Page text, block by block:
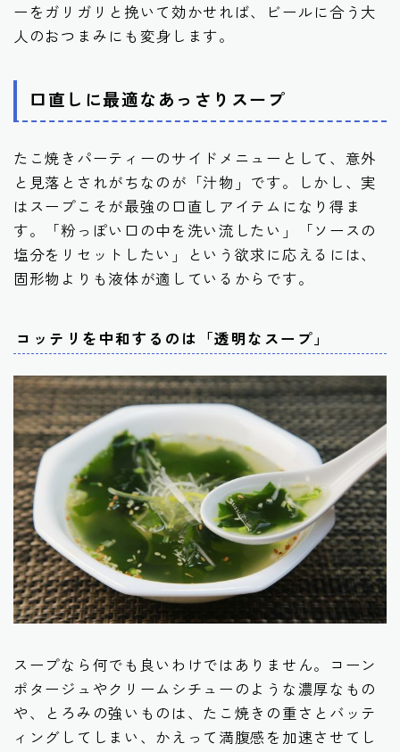
ーをガリガリと挽いて効かせれば、ビールに合う大
人のおつまみにも変身します。
口直しに最適なあっさりスープ
たこ焼きパーティーのサイドメニューとして、意外
と見落とされがちなのが「汁物」です。しかし、実
はスープこそが最強の口直しアイテムになり得ま
す。「粉っぽい口の中を洗い流したい」「ソースの
塩分をリセットしたい」という欲求に応えるには、
固形物よりも液体が適しているからです。
コッテリを中和するのは「透明なスープ」
スープなら何でも良いわけではありません。コーン
ポタージュやクリームシチューのような濃厚なもの
や、とろみの強いものは、たこ焼きの重さとバッテ
ィングしてしまい、かえって満腹感を加速させてし